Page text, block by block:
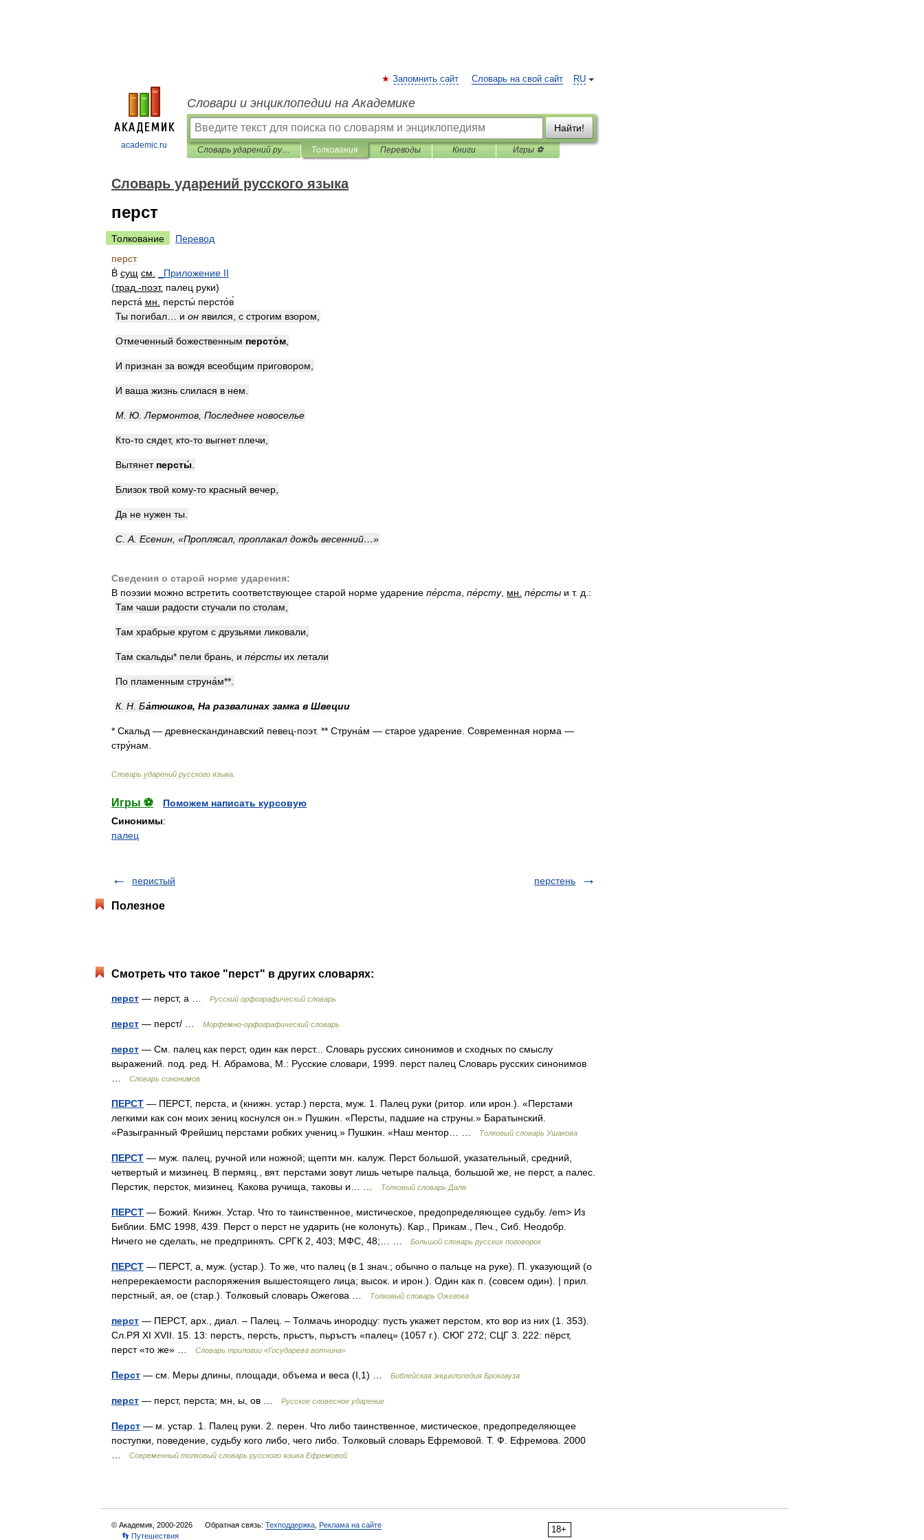
academic.ru
RU
Запомнить сайт Словарь на свой сайт
Словари и энциклопедии на Академике
Найти!
Словарь ударений русского языка Толкования Переводы Книги Игры ⚽
Словарь ударений русского языка
перст
Толкование
Перевод
перст
B́ сущ см Приложение II
(трад .-поэт. палец руки)
перста́ мн персты́ персто́в́
Ты погибал и он явился с строгим взором
Отмеченный божественным персто́м
И признан за вождя всеобщим приговором
И ваша жизнь слилася в нем
М Ю Лермонтов Последнее новоселье
Кто-то сядет, кто-то выгнет плечи
Вытянет персты́
Близок твой кому-то красный вечер
Да не нужен ты
С А Есенин , «Проплясал проплакал дождь весенний…»
Сведения о старой норме ударения:
В поэзии можно встретить соответствующее старой норме ударение пе́рста пе́рсту, мн пе́рсты и т. д :
Там чаши радости стучали по столам
Там храбрые кругом с друзьями ликовали
Там скальды* пели брань и пе́рсты их летали
По пламенным струна́м**.
К. Н Ба́тюшков, На развалинах замка в Швеции
* Скальд — древнескандинавский певец-поэт. ** Струна́м — старое ударение Современная норма —
стру́нам
Словарь ударений русского языка
Игры ⚽
Поможем написать курсовую
Синонимы:
палец
перистый перстень
Полезное
Смотреть что такое "перст" в других словарях:
перст — перст, а … Русский орфографический словарь
перст — перст/ … Морфемно-орфографический словарь
перст — См. палец как перст, один как перст... Словарь русских синонимов и сходных по смыслу
выражений. под. ред. Н. Абрамова, М.: Русские словари, 1999. перст палец Словарь русских синонимов
Словарь синонимов
ПЕРСТ — ПЕРСТ, перста, и (книжн. устар.) перста, муж. 1. Палец руки (ритор. или ирон.). «Перстами
легкими как сон моих зениц коснулся он.» Пушкин. «Персты, падшие на струны.» Баратынский.
«Разыгранный Фрейшиц перстами робких учениц.» Пушкин. «Наш ментор… …
Толковый словарь Ушакова
ПЕРСТ — муж. палец, ручной или ножной; щепти мн. калуж. Перст большой, указательный, средний,
четвертый и мизинец. В пермяц., вят. перстами зовут лишь четыре пальца, большой же, не перст, а палес.
Перстик, персток, мизинец. Какова ручища, таковы и… …
Толковый словарь Даля
ПЕРСТ — Божий. Книжн. Устар. Что то таинственное, мистическое, предопределяющее судьбу. /em> Из
Библии. БМС 1998, 439. Перст о перст не ударить (не колонуть). Кар., Прикам., Печ., Сиб. Неодобр.
Ничего не сделать, не предпринять. СРГК 2, 403; МФС, 48;… …
Большой словарь русских поговорок
ПЕРСТ — ПЕРСТ, а, муж. (устар.). То же, что палец (в 1 знач.; обычно о пальце на руке). П. указующий (о
непререкаемости распоряжения вышестоящего лица; высок. и ирон.). Один как п. (совсем один). | прил.
перстный, ая, ое (стар.). Толковый словарь Ожегова …
Толковый словарь Ожегова
перст — ПЕРСТ, арх., диал. – Палец. – Толмачь инородцу: пусть укажет перстом, кто вор из них (1. 353).
Сл.РЯ XI XVII. 15. 13: перстъ, персть, прьстъ, пьръстъ «палец» (1057 г.). СЮГ 272; СЦГ 3. 222: пёрст,
перст «то же» …
Словарь трилогии «Государева вотчина»
Перст — см. Меры длины, площади, объема и веса (I,1) … Библейская энциклопедия Брокгауза
перст — перст, перста; мн, ы, ов … Русское словесное ударение
Перст — м. устар. 1. Палец руки. 2. перен. Что либо таинственное, мистическое, предопределяющее
поступки, поведение, судьбу кого либо, чего либо. Толковый словарь Ефремовой. Т. Ф. Ефремова. 2000
Современный толковый словарь русского языка Ефремовой
18+
© Академик, 2000-2026 Обратная связь: Техподдержка Реклама на сайте
👣 Путешествия